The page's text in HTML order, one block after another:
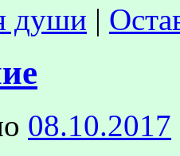
души |
08.10.2017